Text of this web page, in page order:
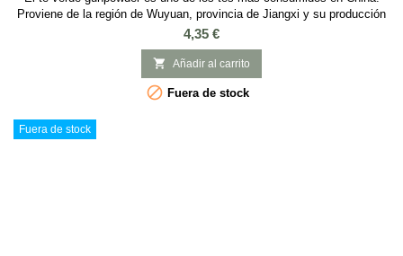
Proviene de la región de Wuyuan, provincia de Jiangxi y su producción
se remonta hasta la dinastia Tang (618-907) Su nombre "gunpowder"
proviene de la similitud entre la forma de las hojas y los granos de
pólvora que se usaban hace siglos. las hojas son enrolladas en esta
forma para mantener...
Precio
4,35 €
 Añadir al carrito
 Fuera de stock
Fuera de stock